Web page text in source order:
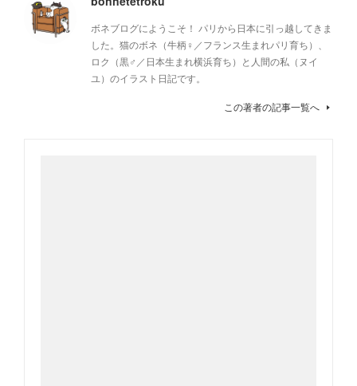
ボネブログにようこそ！ パリから日本に引っ越してきま
した。猫のボネ（牛柄♀／フランス生まれパリ育ち）、
ロク（黒♂／日本生まれ横浜育ち）と人間の私（ヌイ
ユ）のイラスト日記です。
この著者の記事一覧へ